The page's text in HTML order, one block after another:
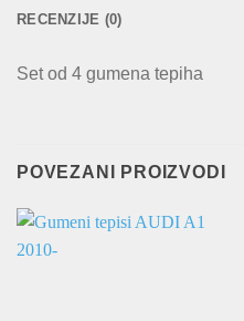
RECENZIJE (0)
Set od 4 gumena tepiha
POVEZANI PROIZVODI